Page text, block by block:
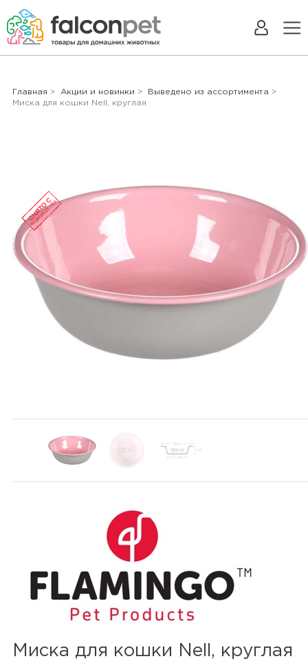
Главная > Акции и новинки > Выведено из ассортимента >
Миска для кошки Nell, круглая
Миска для кошки Nell, круглая